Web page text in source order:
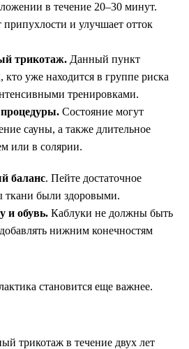
в течение 20–30 минут.
и улучшает отток
трикотаж. Данный пункт
кто уже находится в группе риска
тренировками.
Состояние могут
сауны, а также длительное
или в солярии.
баланс. Пейте достаточное
ткани были здоровыми.
и обувь. Каблуки не должны быть
нижним конечностям
становится еще важнее.
трикотаж в течение двух лет